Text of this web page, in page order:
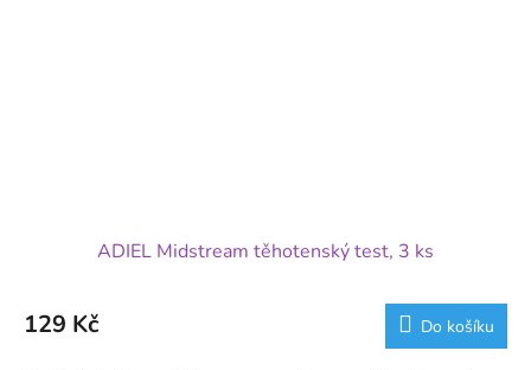
ADIEL Midstream těhotenský test, 3 ks
129 Kč Do košíku